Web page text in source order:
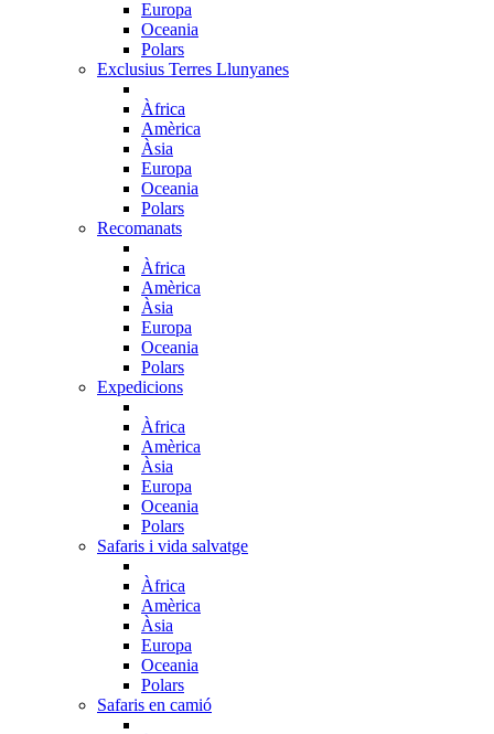
Europa
Oceania
Polars
Exclusius Terres Llunyanes
Àfrica
Amèrica
Àsia
Europa
Oceania
Polars
Recomanats
Àfrica
Amèrica
Àsia
Europa
Oceania
Polars
Expedicions
Àfrica
Amèrica
Àsia
Europa
Oceania
Polars
Safaris i vida salvatge
Àfrica
Amèrica
Àsia
Europa
Oceania
Polars
Safaris en camió